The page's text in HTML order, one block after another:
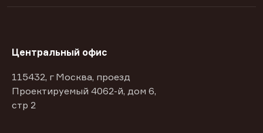
Центральный офис
115432, г Москва, проезд
Проектируемый 4062-й, дом 6,
стр 2